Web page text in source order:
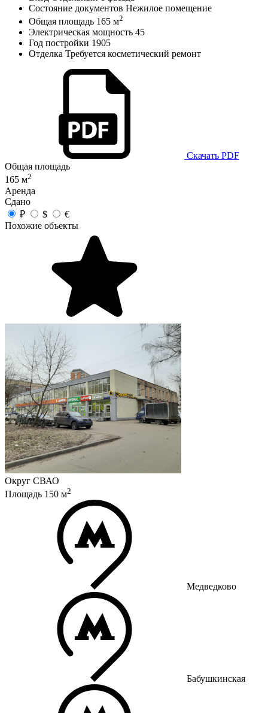
Состояние документов Нежилое помещение
Общая площадь 165 м2
Электрическая мощность 45
Год постройки 1905
Отделка Требуется косметический ремонт
Скачать PDF
Общая площадь
165 м2
Аренда
Сдано
₽
$
€
Похожие объекты
Округ СВАО
Площадь 150 м2
Медведково
Бабушкинская